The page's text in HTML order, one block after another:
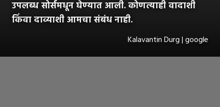
उपलब्ध सोर्समधून घेण्यात आली. कोणत्याही वादाशी
किंवा दाव्याशी आमचा संबंध नाही.
Kalavantin Durg | google